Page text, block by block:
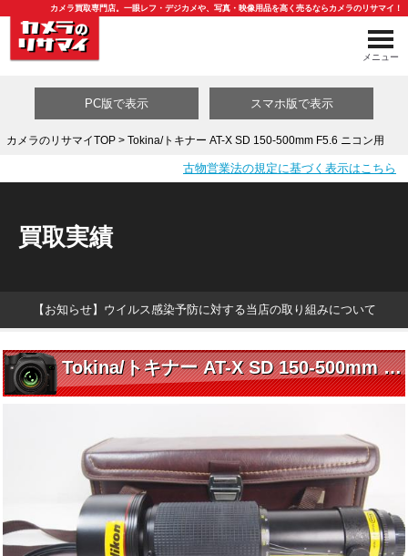
カメラ買取専門店。一眼レフ・デジカメや、写真・映像用品を高く売るならカメラのリサマイ！
メニュー
買取カテゴリ一覧
PC版で表示 スマホ版で表示
カメラのリサマイTOP> Tokina/トキナー AT-X SD 150-500mm F5.6 ニコン用
古物営業法の規定に基づく表示はこちら
買取実績
【お知らせ】ウイルス感染予防に対する当店の取り組みについて
Tokina/トキナー AT-X SD 150-500mm F5.6 ニコン用